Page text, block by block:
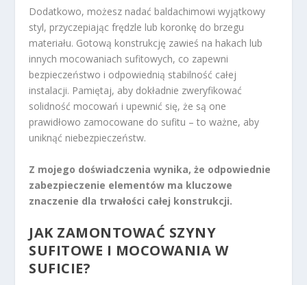
Dodatkowo, możesz nadać baldachimowi wyjątkowy
styl, przyczepiając frędzle lub koronkę do brzegu
materiału. Gotową konstrukcję zawieś na hakach lub
innych mocowaniach sufitowych, co zapewni
bezpieczeństwo i odpowiednią stabilność całej
instalacji. Pamiętaj, aby dokładnie zweryfikować
solidność mocowań i upewnić się, że są one
prawidłowo zamocowane do sufitu – to ważne, aby
uniknąć niebezpieczeństw.
Z mojego doświadczenia wynika, że odpowiednie
zabezpieczenie elementów ma kluczowe
znaczenie dla trwałości całej konstrukcji.
JAK ZAMONTOWAĆ SZYNY
SUFITOWE I MOCOWANIA W
SUFICIE?